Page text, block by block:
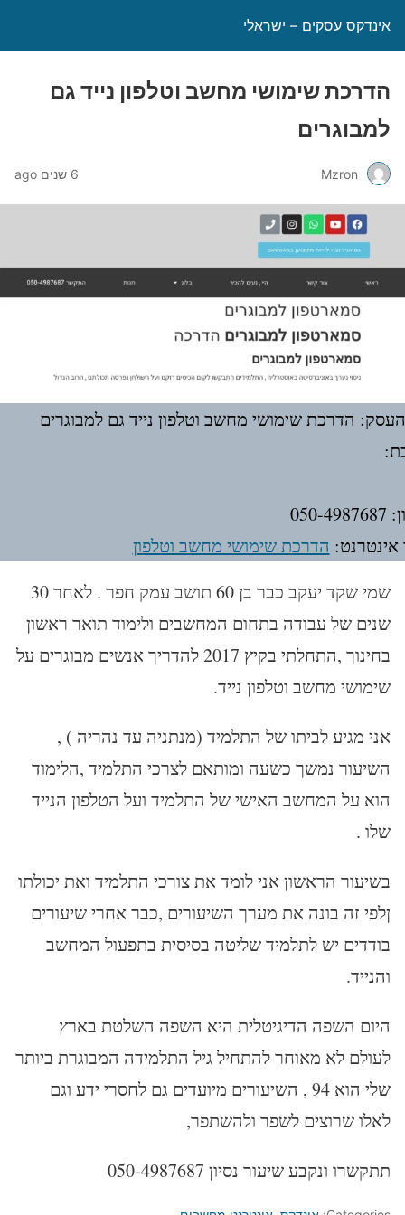
אינדקס עסקים – ישראלי
הדרכת שימושי מחשב וטלפון נייד גם
למבוגרים
Mzron 6 שנים ago
הדרכת שימושי מחשב וטלפון נייד גם למבוגרים
הדרכת שימושי מחשב וטלפון
שמי שקד יעקב כבר בן 60 תושב עמק חפר . לאחר 30
שנים של עבודה בתחום המחשבים ולימוד תואר ראשון
בחינוך ,התחלתי בקיץ 2017 להדריך אנשים מבוגרים על
שימושי מחשב וטלפון נייד.
אני מגיע לביתו של התלמיד (מנתניה עד נהריה ) ,
השיעור נמשך כשעה ומותאם לצרכי התלמיד ,הלימוד
הוא על המחשב האישי של התלמיד ועל הטלפון הנייד
שלו .
בשיעור הראשון אני לומד את צורכי התלמיד ואת יכולתו
ןלפי זה בונה את מערך השיעורים ,כבר אחרי שיעורים
בודדים יש לתלמיד שליטה בסיסית בתפעול המחשב
והנייד.
היום השפה הדיגיטלית היא השפה השלטת בארץ
לעולם לא מאוחר להתחיל גיל התלמידה המבוגרת ביותר
שלי הוא 94 , השיעורים מיועדים גם לחסרי ידע וגם
לאלו שרוצים לשפר ולהשתפר,
תתקשרו ונקבע שיעור נסיון 050-4987687